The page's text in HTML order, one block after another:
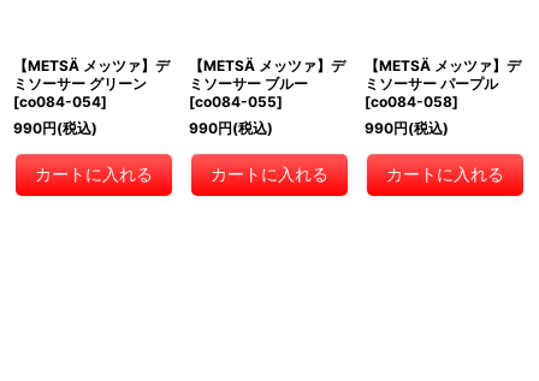
【METSÄ メッツァ】デ
ミソーサー グリーン
[co084-054]
990円(税込)
カートに入れる
【METSÄ メッツァ】デ
ミソーサー ブルー
[co084-055]
990円(税込)
カートに入れる
【METSÄ メッツァ】デ
ミソーサー パープル
[co084-058]
990円(税込)
カートに入れる